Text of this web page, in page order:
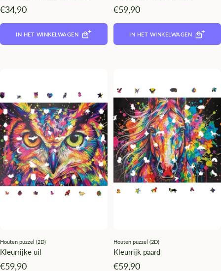
Angebotspreis
€34,90
IN HET WINKELWAGEN
Angebotspreis
€59,90
IN HET WINKELWAGEN
Houten puzzel (2D)
Kleurrijke uil
Angebotspreis
€59,90
Houten puzzel (2D)
Kleurrijk paard
Angebotspreis
€59,90